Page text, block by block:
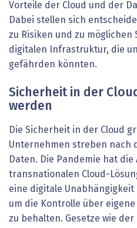
Vorteile der Cloud und der
Dabei stellen sich
zu Risiken und zu
digitalen Infrastruktur, die
gefährden könnten.
Sicherheit in der
werden
Die Sicherheit in der Cloud
Unternehmen streben nach
Daten. Die Pandemie hat
transnationalen Cloud-
eine digitale
um die Kontrolle über
zu behalten. Gesetze wie